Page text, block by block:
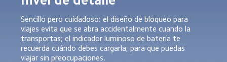
Sencillo pero cuidadoso: el diseño de bloqueo para
viajes evita que se abra accidentalmente cuando la
transportas; el indicador luminoso de batería te
recuerda cuándo debes cargarla, para que puedas
viajar sin preocupaciones.